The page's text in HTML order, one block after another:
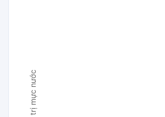
Giá trị mực nước